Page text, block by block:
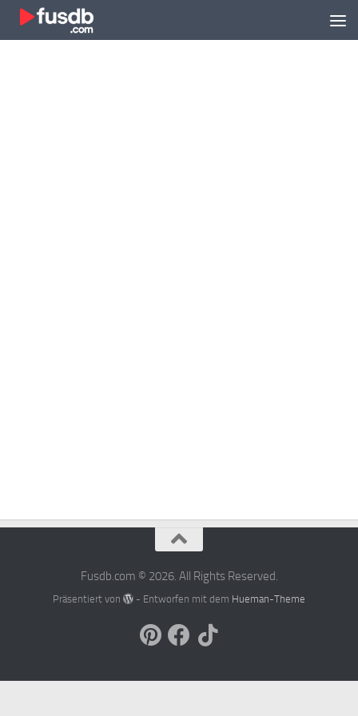
Zum Inhalt springen
Fusdb.com © 2026. All Rights Reserved.
Präsentiert von - Entworfen mit dem Hueman-Theme